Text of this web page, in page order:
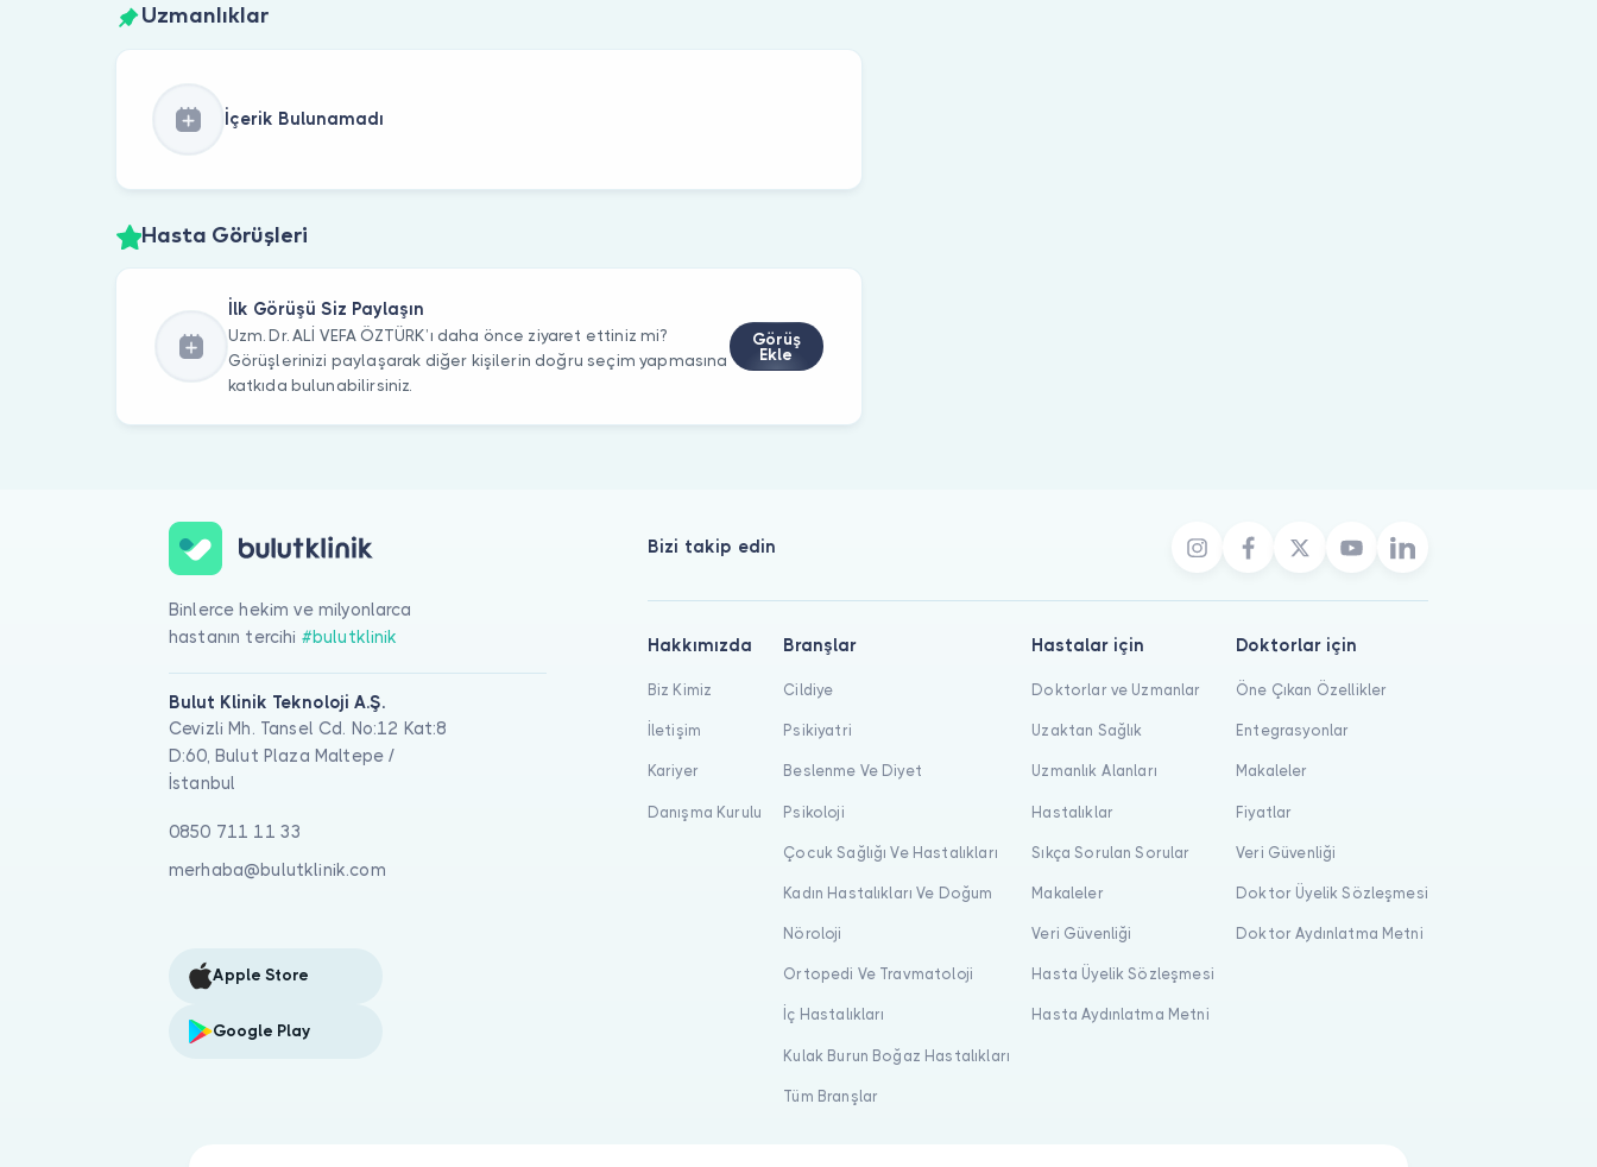
Uzmanlıklar
İçerik Bulunamadı
Hasta Görüşleri
İlk Görüşü Siz Paylaşın
Uzm. Dr. ALİ VEFA ÖZTÜRK’ı daha önce ziyaret ettiniz mi?
Görüşlerinizi paylaşarak diğer kişilerin doğru seçim yapmasına
katkıda bulunabilirsiniz.
Görüş
Ekle
Binlerce hekim ve milyonlarca
hastanın tercihi #bulutklinik
Bulut Klinik Teknoloji A.Ş.
Cevizli Mh. Tansel Cd. No:12 Kat:8
D:60, Bulut Plaza Maltepe /
İstanbul
0850 711 11 33
merhaba@bulutklinik.com
Apple Store
Google Play
Bizi takip edin
Hakkımızda
Biz Kimiz
İletişim
Kariyer
Danışma Kurulu
Branşlar
Cildiye
Psikiyatri
Beslenme Ve Diyet
Psikoloji
Çocuk Sağlığı Ve Hastalıkları
Kadın Hastalıkları Ve Doğum
Nöroloji
Ortopedi Ve Travmatoloji
İç Hastalıkları
Kulak Burun Boğaz Hastalıkları
Tüm Branşlar
Hastalar için
Doktorlar ve Uzmanlar
Uzaktan Sağlık
Uzmanlık Alanları
Hastalıklar
Sıkça Sorulan Sorular
Makaleler
Veri Güvenliği
Hasta Üyelik Sözleşmesi
Hasta Aydınlatma Metni
Doktorlar için
Öne Çıkan Özellikler
Entegrasyonlar
Makaleler
Fiyatlar
Veri Güvenliği
Doktor Üyelik Sözleşmesi
Doktor Aydınlatma Metni